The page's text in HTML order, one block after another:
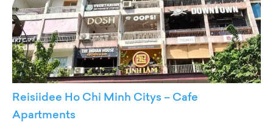
Reisiidee Ho Chi Minh Citys – Cafe
Apartments